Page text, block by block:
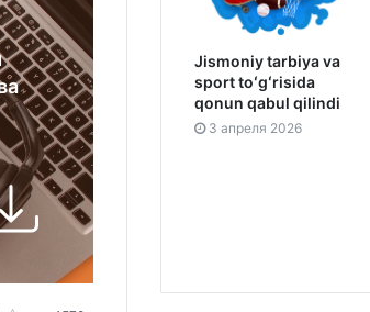
Jismoniy tarbiya va
sport toʻgʻrisida
qonun qabul qilindi
3 апреля 2026